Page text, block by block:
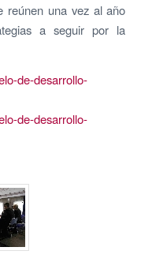
reúnen una vez al año
a seguir por la
de-desarrollo-
de-desarrollo-